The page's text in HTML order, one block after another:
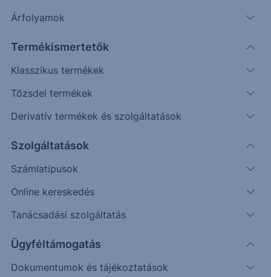
Árfolyamok
Termékismertetők
Klasszikus termékek
Tőzsdei termékek
Derivatív termékek és szolgáltatások
Szolgáltatások
Számlatípusok
Online kereskedés
Tanácsadási szolgáltatás
Ügyféltámogatás
Dokumentumok és tájékoztatások
9.5400
9.6000